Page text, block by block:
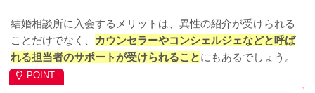
結婚相談所に入会するメリットは、異性の紹介が受けられる
ことだけでなく、
カウンセラーやコンシェルジェなどと呼ば
れる担当者のサポートが受けられることにもあるでしょう。